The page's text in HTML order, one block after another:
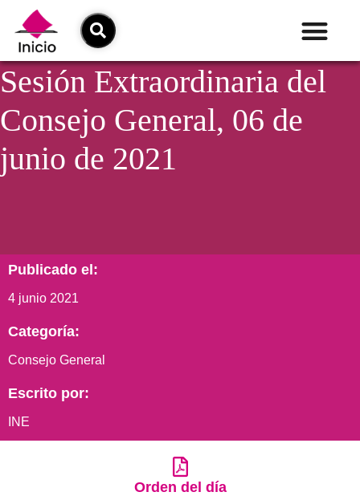
Sesión Extraordinaria del
Consejo General, 06 de
junio de 2021
Publicado el:
4 junio 2021
Categoría:
Consejo General
Escrito por:
INE
Orden del día